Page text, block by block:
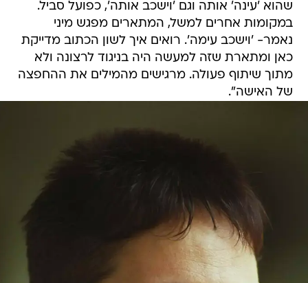
שהוא 'עינה' אותה וגם 'וישכב אותה', כפועל סביל.
במקומות אחרים למשל, המתארים מפגש מיני
נאמר- 'וישכב עימה'. רואים איך לשון הכתוב מדייקת
כאן ומתארת שזה למעשה היה בניגוד לרצונה ולא
מתוך שיתוף פעולה. מרגישים מהמילים את ההחפצה
של האישה".